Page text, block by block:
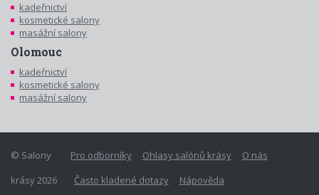
kadeřnictví
kosmetické salony
masážní salony
Olomouc
kadeřnictví
kosmetické salony
masážní salony
Pro odborníky Ohlasy salónů krásy
O nás
Často kladené dotazy
Nápověda
© Salony
krásy 2026